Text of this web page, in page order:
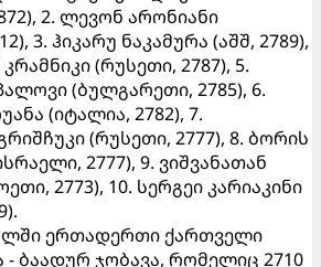
2. ლევონ არონიანი
3. ჰიკარუ ნაკამურა (აშშ, 2789),
(რუსეთი, 2787), 5.
(ბულგარეთი, 2785), 6.
(იტალია, 2782), 7.
(რუსეთი, 2777), 8. ბორის
2777), 9. ვიშვანათან
2773), 10. სერგეი კარიაკინი
ერთადერთი ქართველი
ბაადურ ჯობავა, რომელიც 2710